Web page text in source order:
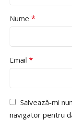
Nume *
Email *
Salvează-mi
navigator pentru